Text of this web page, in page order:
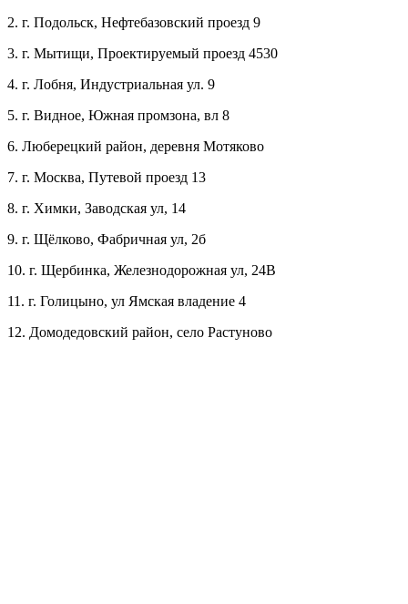
2. г. Подольск, Нефтебазовский проезд 9
3. г. Мытищи, Проектируемый проезд 4530
4. г. Лобня, Индустриальная ул. 9
5. г. Видное, Южная промзона, вл 8
6. Люберецкий район, деревня Мотяково
7. г. Москва, Путевой проезд 13
8. г. Химки, Заводская ул, 14
9. г. Щёлково, Фабричная ул, 2б
10. г. Щербинка, Железнодорожная ул, 24В
11. г. Голицыно, ул Ямская владение 4
12. Домодедовский район, село Растуново